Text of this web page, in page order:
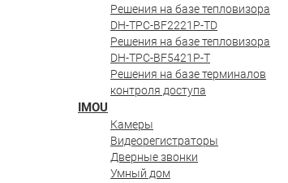
Решения на базе тепловизора
DH-TPC-BF2221P-TD
Решения на базе тепловизора
DH-TPC-BF5421P-T
Решения на базе терминалов
контроля доступа
IMOU
Камеры
Видеорегистраторы
Дверные звонки
Умный дом